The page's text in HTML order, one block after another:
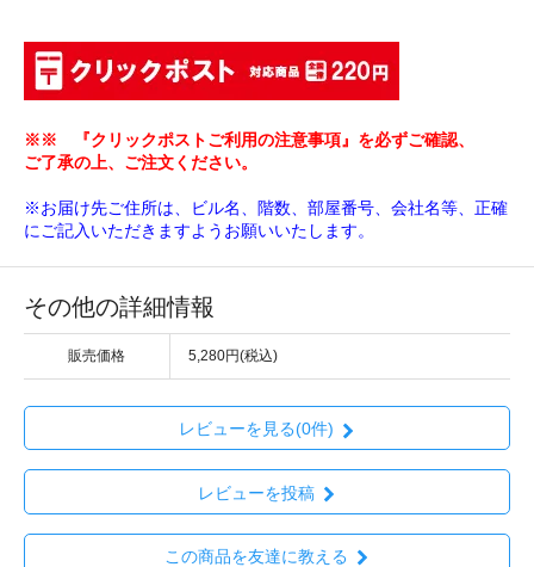
※※ 『クリックポストご利用の注意事項』を必ずご確認、
ご了承の上、ご注文ください。
※お届け先ご住所は、ビル名、階数、部屋番号、会社名等、正確
にご記入いただきますようお願いいたします。
その他の詳細情報
販売価格 5,280円(税込)
レビューを見る(0件)
レビューを投稿
この商品を友達に教える